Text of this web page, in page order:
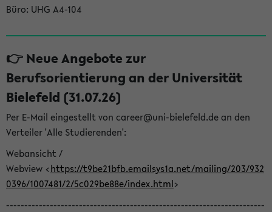
Büro: UHG A4-104
👉 Neue Angebote zur
Berufsorientierung an der Universität
Bielefeld (31.07.26)
Per E-Mail eingestellt von career@uni-bielefeld.de an den
Verteiler 'Alle Studierenden':
Webansicht /
Webview <https://t9be21bfb.emailsys1a.net/mailing/203/932
0396/1007481/2/5c029be88e/index.html>
-----------------------------------------------------------------------